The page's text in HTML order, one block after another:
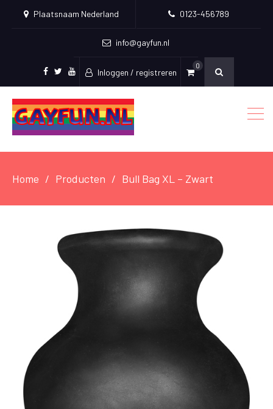
Plaatsnaam Nederland 0123-456789
info@gayfun.nl
Facebook
TwitterYoutube
Inloggen / registreren
0
Home Producten Bull Bag XL – Zwart